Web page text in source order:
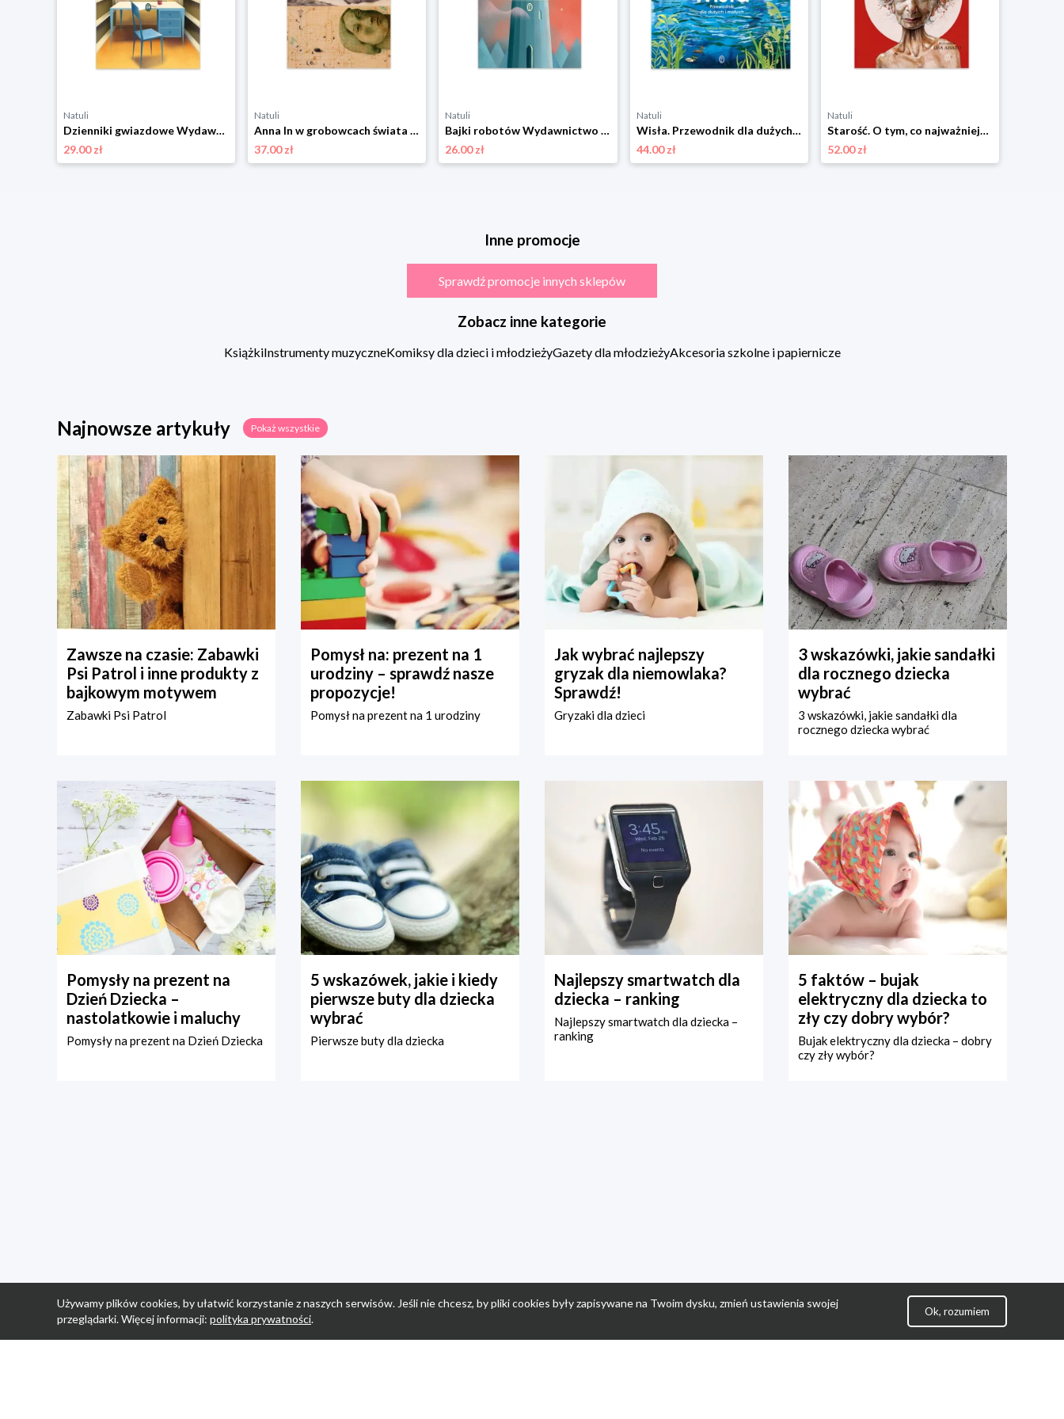
Natuli
Dzienniki gwiazdowe Wydawnictwo literackie
29.00 zł
Natuli
Anna In w grobowcach świata Wydawnictwo literackie
37.00 zł
Natuli
Bajki robotów Wydawnictwo literackie
26.00 zł
Natuli
Wisła. Przewodnik dla dużych i małych Wydawnictwo literackie
44.00 zł
Natuli
Starość. O tym, co najważniejsze Wydawnictwo literackie
52.00 zł
Inne promocje
Sprawdź promocje innych sklepów
Zobacz inne kategorie
KsiążkiInstrumenty muzyczneKomiksy dla dzieci i młodzieżyGazety dla młodzieżyAkcesoria szkolne i papiernicze
Najnowsze artykuły Pokaż wszystkie
Zawsze na czasie: Zabawki
Psi Patrol i inne produkty z
bajkowym motywem
Zabawki Psi Patrol
Pomysł na: prezent na 1
urodziny – sprawdź nasze
propozycje!
Pomysł na prezent na 1 urodziny
Jak wybrać najlepszy
gryzak dla niemowlaka?
Sprawdź!
Gryzaki dla dzieci
3 wskazówki, jakie sandałki
dla rocznego dziecka
wybrać
3 wskazówki, jakie sandałki dla
rocznego dziecka wybrać
Pomysły na prezent na
Dzień Dziecka –
nastolatkowie i maluchy
Pomysły na prezent na Dzień Dziecka
5 wskazówek, jakie i kiedy
pierwsze buty dla dziecka
wybrać
Pierwsze buty dla dziecka
Najlepszy smartwatch dla
dziecka – ranking
Najlepszy smartwatch dla dziecka –
ranking
5 faktów – bujak
elektryczny dla dziecka to
zły czy dobry wybór?
Bujak elektryczny dla dziecka – dobry
czy zły wybór?
Używamy plików cookies, by ułatwić korzystanie z naszych serwisów. Jeśli nie chcesz, by pliki cookies były zapisywane na Twoim dysku, zmień ustawienia swojej
przeglądarki. Więcej informacji: polityka prywatności.
Ok, rozumiem